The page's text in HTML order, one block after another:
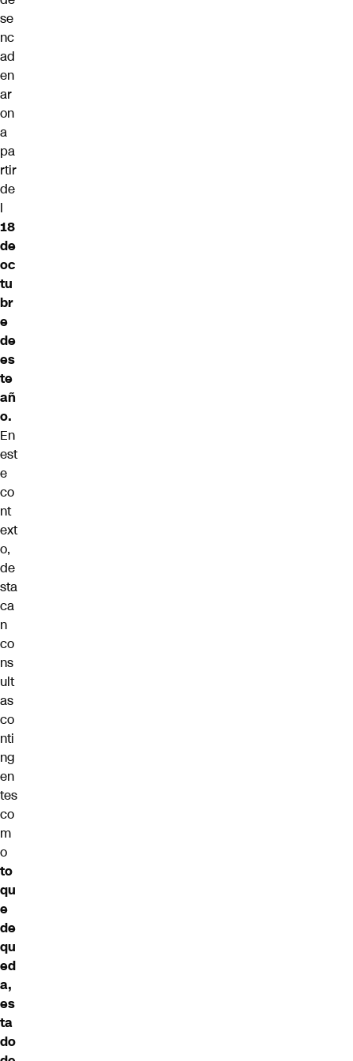
se
nc
ad
en
ar
on
a
pa
rtir
de
l
18
de
oc
tu
br
e
de
es
te
añ
o.
En
est
e
co
nt
ext
o,
de
sta
ca
n
co
ns
ult
as
co
nti
ng
en
tes
co
m
o
to
qu
e
de
qu
ed
a,
es
ta
do